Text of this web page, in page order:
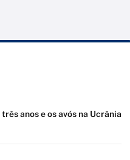
anos e os avós na Ucrânia